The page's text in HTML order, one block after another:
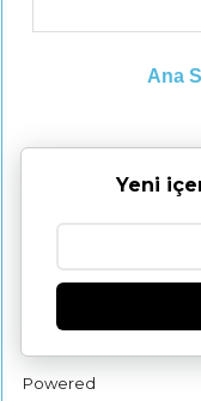
Ana
Yeni
Powered